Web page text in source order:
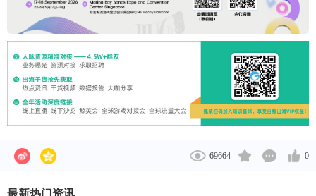
69664 0